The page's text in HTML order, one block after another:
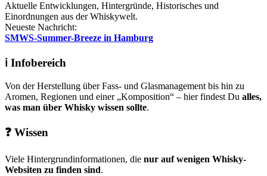
Aktuelle Entwicklungen, Hintergründe, Historisches und
Einordnungen aus der Whiskywelt.
Neueste Nachricht:
SMWS-Summer-Breeze in Hamburg
ℹ️ Infobereich
Von der Herstellung über Fass- und Glasmanagement bis hin zu
Aromen, Regionen und einer Komposition – hier findest Du alles,
was man über Whisky wissen sollte.
❓ Wissen
Viele Hintergrundinformationen, die nur auf wenigen Whisky-
Websiten zu finden sind.